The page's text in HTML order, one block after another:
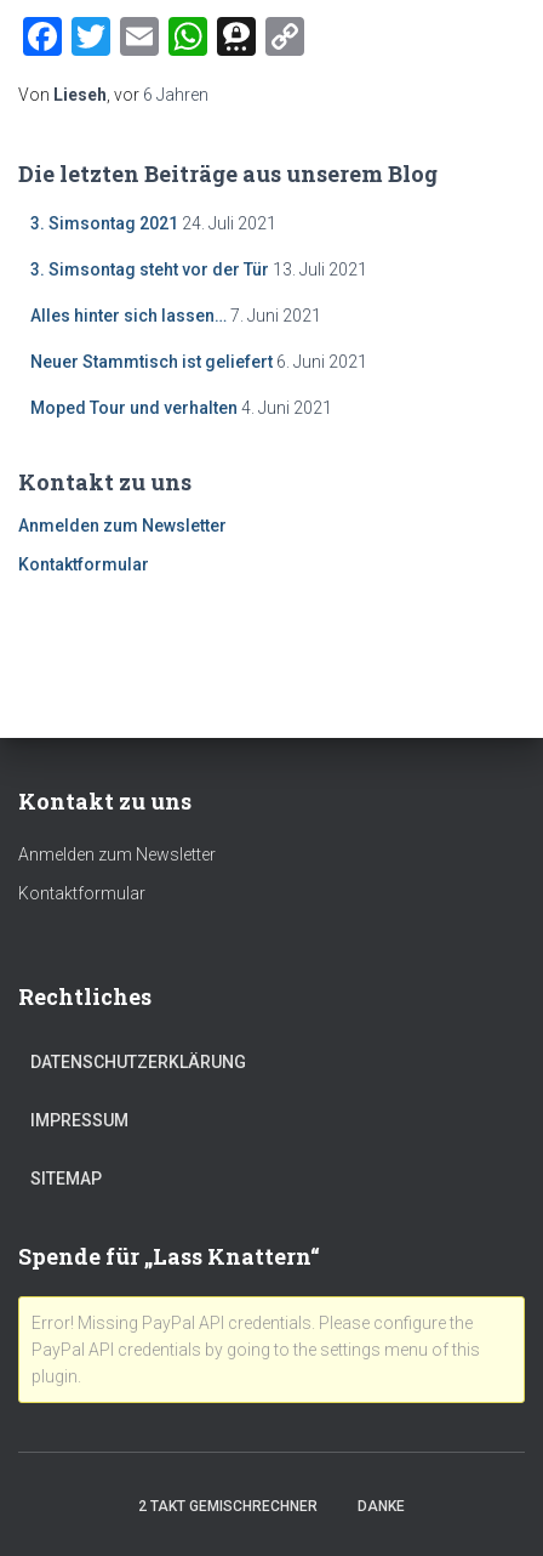
Facebook
Twitter
EmailWhatsApp
Threema
Von Lieseh , vor 6 Jahren
Die letzten Beiträge aus unserem Blog
3. Simsontag 2021 24. Juli 2021
3. Simsontag steht vor der Tür 13. Juli 2021
Alles hinter sich lassen… 7. Juni 2021
Neuer Stammtisch ist geliefert 6. Juni 2021
Moped Tour und verhalten 4. Juni 2021
Kontakt zu uns
Anmelden zum Newsletter
Kontaktformular
Kontakt zu uns
Anmelden zum Newsletter
Kontaktformular
Rechtliches
DATENSCHUTZERKLÄRUNG
IMPRESSUM
SITEMAP
Spende für „Lass Knattern“
Error! Missing PayPal API credentials. Please configure the
PayPal API credentials by going to the settings menu of this
plugin.
2 TAKT GEMISCHRECHNER DANKE